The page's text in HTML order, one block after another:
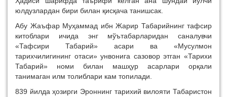
юлдузлардан бири билан қисқача танишсак.
Абу Жаъфар Муҳаммад ибн Жарир Табарийнинг тафсир
китоблари ичида энг мўътабарларидан саналувчи
«Тафсири Табарий» асари ва «Мусулмон
тарихчилигининг отаси» унвонига сазовор этган «Тарихи
Табарий» номи билан машҳур асарлари орқали
танимаган илм толиблари кам топилади.
839 йилда ҳозирги Эроннинг тарихий вилояти Табаристон